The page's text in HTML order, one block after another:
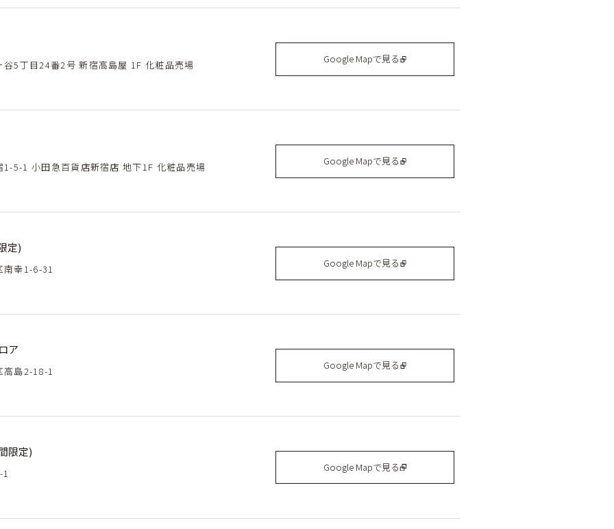
5丁目24番2号 新宿高島屋 1F 化粧品売場 Google Mapで見る
5-1 小田急百貨店新宿店 地下1F 化粧品売場 Google Mapで見る
定)
幸1-6-31 Google Mapで見る
ア
島2-18-1 Google Mapで見る
限定)
Google Mapで見る